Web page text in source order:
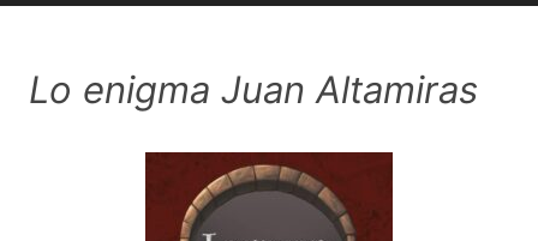
Lo enigma Juan Altamiras